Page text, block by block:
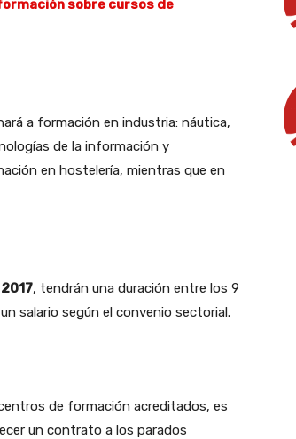
sobre cursos de
a formación en industria: náutica,
de la información y
en hostelería, mientras que en
, tendrán una duración entre los 9
salario según el convenio sectorial.
de formación acreditados, es
un contrato a los parados